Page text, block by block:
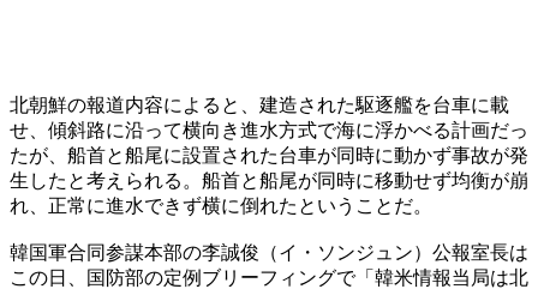
北朝鮮の報道内容によると、建造された駆逐艦を台車に載
せ、傾斜路に沿って横向き進水方式で海に浮かべる計画だっ
たが、船首と船尾に設置された台車が同時に動かず事故が発
生したと考えられる。船首と船尾が同時に移動せず均衡が崩
れ、正常に進水できず横に倒れたということだ。
韓国軍合同参謀本部の李誠俊（イ・ソンジュン）公報室長は
この日、国防部の定例ブリーフィングで「韓米情報当局は北